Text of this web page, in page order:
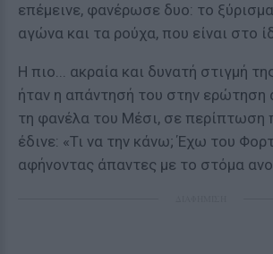
επέμεινε, φανέρωσε δυο: το
αγώνα και τα ρούχα, που είναι στο
Η πιο... ακραία και δυνατή στιγμή
ήταν η απάντησή του στην ερώτηση
τη φανέλα του Μέσι, σε περίπτωση
έδινε: «Τι να την κάνω; Έχω του
αφήνοντας άπαντες με το στόμα